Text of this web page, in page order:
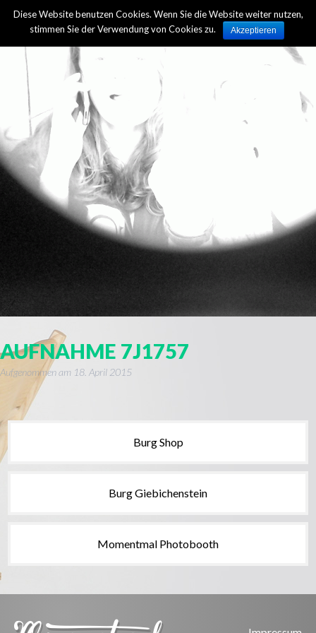
Zur Übersicht
AUFNAHME 7J1757
Aufgenommen am 18. April 2015
Burg Shop
Burg Giebichenstein
Momentmal Photobooth
Diese Website benutzen Cookies. Wenn Sie die Website weiter nutzen,
stimmen Sie der Verwendung von Cookies zu.
Akzeptieren